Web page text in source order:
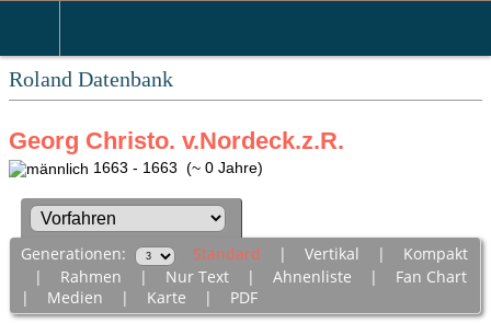
Roland Datenbank
Georg Christo. v.Nordeck.z.R.
1663 - 1663 (~ 0 Jahre)
Generationen: Standard | Vertikal | Kompakt
| Rahmen | Nur Text| Ahnenliste | Fan Chart
| Medien | Karte | PDF